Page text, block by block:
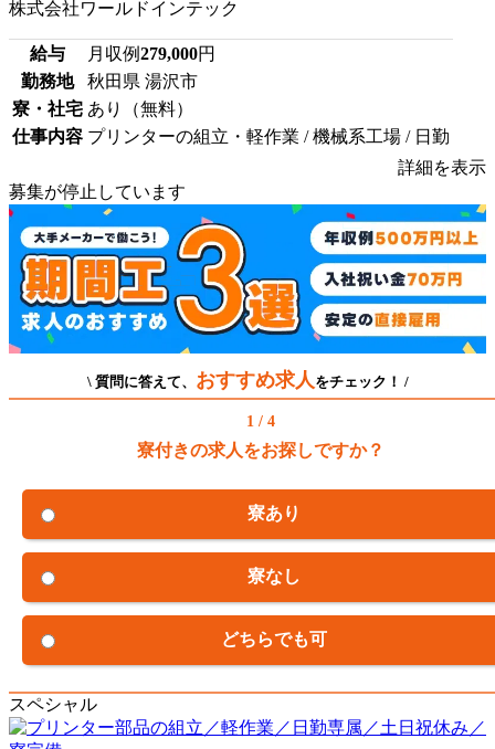
株式会社ワールドインテック
給与 月収例279,000円
勤務地
秋田県 湯沢市
寮・社宅 あり（無料）
仕事内容 プリンターの組立・軽作業 / 機械系工場 / 日勤
詳細を表示
募集が停止しています
\ 質問に答えて、 おすすめ求人 をチェック！ /
1 / 4
寮付きの求人をお探しですか？
寮あり
寮なし
どちらでも可
スペシャル